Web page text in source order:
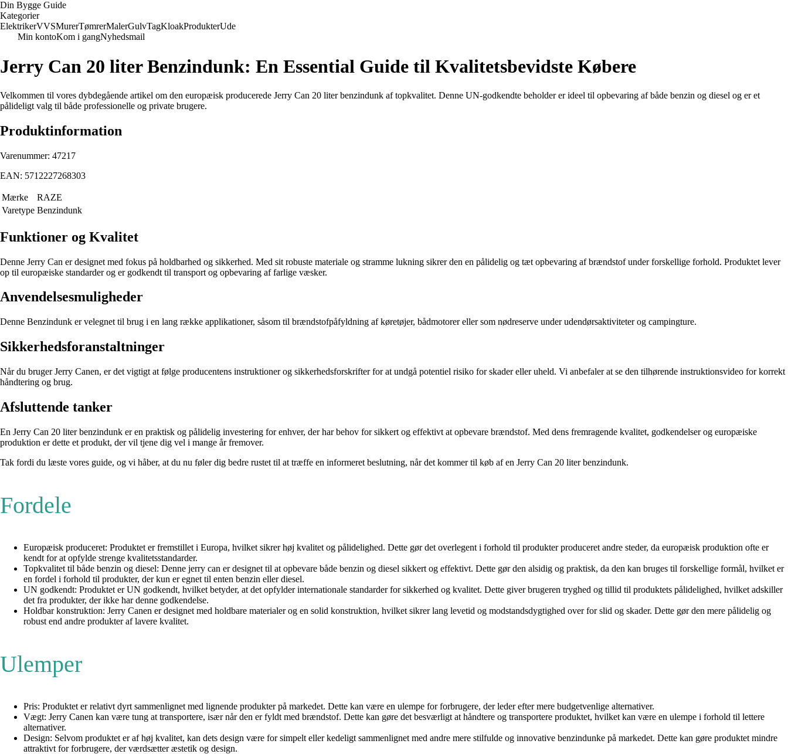
Din Bygge Guide
Kategorier
ElektrikerVVSMurerTømrerMalerGulvTagKloakProdukterUde
Min kontoKom i gangNyhedsmail
Jerry Can 20 liter Benzindunk: En Essential Guide til Kvalitetsbevidste Købere
Velkommen til vores dybdegående artikel om den europæisk producerede Jerry Can 20 liter benzindunk af topkvalitet. Denne UN-godkendte beholder er ideel til opbevaring af både benzin og diesel og er et
pålideligt valg til både professionelle og private brugere.
Produktinformation
Varenummer: 47217
EAN: 5712227268303
Mærke
RAZE
Varetype Benzindunk
Funktioner og Kvalitet
Denne Jerry Can er designet med fokus på holdbarhed og sikkerhed. Med sit robuste materiale og stramme lukning sikrer den en pålidelig og tæt opbevaring af brændstof under forskellige forhold. Produktet lever
op til europæiske standarder og er godkendt til transport og opbevaring af farlige væsker.
Anvendelsesmuligheder
Denne Benzindunk er velegnet til brug i en lang række applikationer, såsom til brændstofpåfyldning af køretøjer, bådmotorer eller som nødreserve under udendørsaktiviteter og campingture.
Sikkerhedsforanstaltninger
Når du bruger Jerry Canen, er det vigtigt at følge producentens instruktioner og sikkerhedsforskrifter for at undgå potentiel risiko for skader eller uheld. Vi anbefaler at se den tilhørende instruktionsvideo for korrekt
håndtering og brug.
Afsluttende tanker
En Jerry Can 20 liter benzindunk er en praktisk og pålidelig investering for enhver, der har behov for sikkert og effektivt at opbevare brændstof. Med dens fremragende kvalitet, godkendelser og europæiske
produktion er dette et produkt, der vil tjene dig vel i mange år fremover.
Tak fordi du læste vores guide, og vi håber, at du nu føler dig bedre rustet til at træffe en informeret beslutning, når det kommer til køb af en Jerry Can 20 liter benzindunk.
Fordele
Europæisk produceret: Produktet er fremstillet i Europa, hvilket sikrer høj kvalitet og pålidelighed. Dette gør det overlegent i forhold til produkter produceret andre steder, da europæisk produktion ofte er
kendt for at opfylde strenge kvalitetsstandarder.
Topkvalitet til både benzin og diesel: Denne jerry can er designet til at opbevare både benzin og diesel sikkert og effektivt. Dette gør den alsidig og praktisk, da den kan bruges til forskellige formål, hvilket er
en fordel i forhold til produkter, der kun er egnet til enten benzin eller diesel.
UN godkendt: Produktet er UN godkendt, hvilket betyder, at det opfylder internationale standarder for sikkerhed og kvalitet. Dette giver brugeren tryghed og tillid til produktets pålidelighed, hvilket adskiller
det fra produkter, der ikke har denne godkendelse.
Holdbar konstruktion: Jerry Canen er designet med holdbare materialer og en solid konstruktion, hvilket sikrer lang levetid og modstandsdygtighed over for slid og skader. Dette gør den mere pålidelig og
robust end andre produkter af lavere kvalitet.
Ulemper
Pris: Produktet er relativt dyrt sammenlignet med lignende produkter på markedet. Dette kan være en ulempe for forbrugere, der leder efter mere budgetvenlige alternativer.
Vægt: Jerry Canen kan være tung at transportere, især når den er fyldt med brændstof. Dette kan gøre det besværligt at håndtere og transportere produktet, hvilket kan være en ulempe i forhold til lettere
alternativer.
Design: Selvom produktet er af høj kvalitet, kan dets design være for simpelt eller kedeligt sammenlignet med andre mere stilfulde og innovative benzindunke på markedet. Dette kan gøre produktet mindre
attraktivt for forbrugere, der værdsætter æstetik og design.